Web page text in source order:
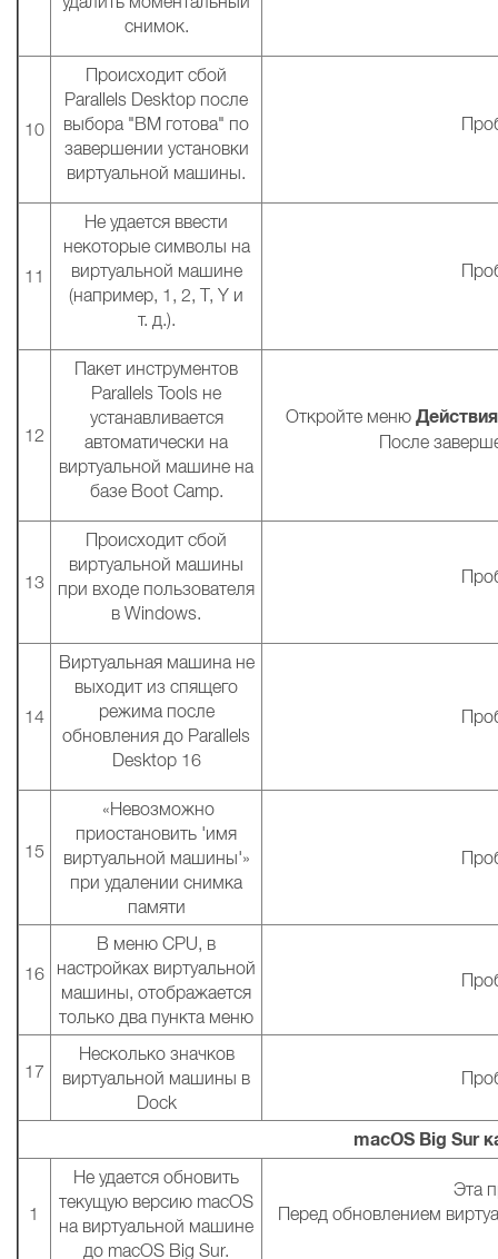
снимок.
10
Происходит сбой
Parallels Desktop после
выбора "ВМ готова" по
завершении установки
виртуальной машины.
11
Не удается ввести
некоторые символы на
виртуальной машине
(например, 1, 2, T, Y и
т. д.).
12
Пакет инструментов
Parallels Tools не
устанавливается
автоматически на
виртуальной машине на
базе Boot Camp.
Откройте меню
После
13
Происходит сбой
виртуальной машины
при входе пользователя
в Windows.
14
Виртуальная машина не
выходит из спящего
режима после
обновления до Parallels
Desktop 16
15
«Невозможно
приостановить 'имя
виртуальной машины'»
при удалении снимка
памяти
16
В меню CPU, в
настройках виртуальной
машины, отображается
только два пункта меню
17
Несколько значков
виртуальной машины в
Dock
macOS Big Sur
1
Не удается обновить
текущую версию macOS
на виртуальной машине
до macOS Big Sur.
Эта
Перед обновлением